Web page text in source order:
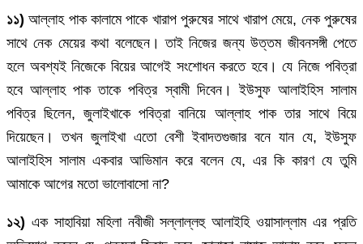
১১) আল্লাহ পাক কালামে পাকে খারাপ পুরুষের সাথে খারাপ মেয়ে, নেক পুরুষের
সাথে নেক মেয়ের কথা বলেছেন। তাই নিজের জন্য উত্তম জীবনসঙ্গী পেতে
হলে অবশ্যই নিজেকে বিয়ের আগেই সংশোধন করতে হবে। যে নিজে পবিত্রা
হবে আল্লাহ পাক তাকে পবিত্র স্বামী দিবেন। ইউসুফ আলাইহিস সালাম
পবিত্র ছিলেন, জুলাইখাকে পবিত্রা বানিয়ে আল্লাহ পাক তার সাথে বিয়ে
দিয়েছেন। তখন জুলাইখা এতো বেশী ইবাদতগুজার বনে যান যে, ইউসুফ
আলাইহিস সালাম একবার আভিমান করে বলেন যে, এর কি কারণ যে তুমি
আমাকে আগের মতো ভালোবাসো না?
১২) এক সাহাবিয়া মহিলা নবীজী সল্লাল্লহু আলাইহি ওয়াসাল্লাম এর প্রতি